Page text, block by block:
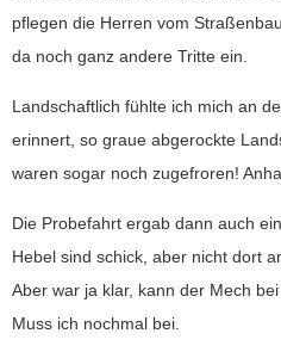
pflegen die Herren vom
da noch ganz andere Tritte ein.
Landschaftlich fühlte ich mich an
erinnert, so graue abgerockte
waren sogar noch zugefroren!
Die Probefahrt ergab dann auch
Hebel sind schick, aber nicht dort
Aber war ja klar, kann der Mech
Muss ich nochmal bei.